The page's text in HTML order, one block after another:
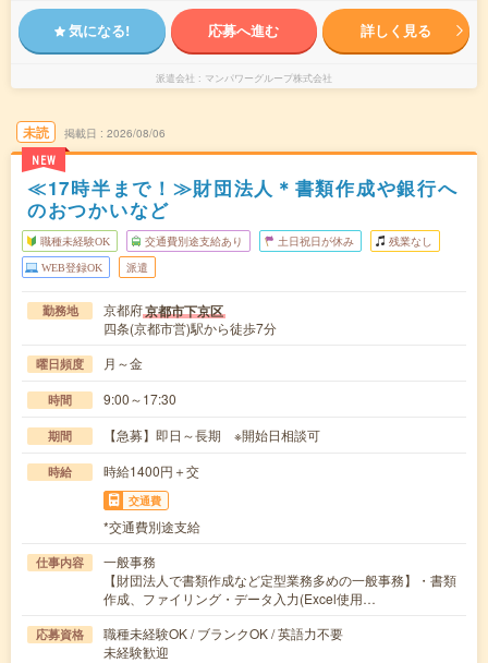
気になる! 応募へ進む 詳しく見る
派遣会社 マンパワーグループ株式会社
未読
NEW
掲載日 2026/08/06
≪17時半まで！≫財団法人＊書類作成や銀行へ
のおつかいなど
職種未経験OK 交通費別途支給あり 土日祝日が休み 残業なし
WEB登録OK 派遣
勤務地 京都府京都市下京区
四条(京都市営)駅から徒歩7分
曜日頻度 月～金
時間 9:00～17:30
期間 【急募】即日～長期 ※開始日相談可
時給 時給1400円＋交
交通費
*交通費別途支給
仕事内容
一般事務
【財団法人で書類作成など定型業務多めの一般事務】・書類
作成、ファイリング・データ入力(Excel使用…
応募資格
職種未経験OK / ブランクOK / 英語力不要
未経験歓迎